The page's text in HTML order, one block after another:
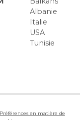
Albanie
Italie
USA
Tunisie
Préférences en matière de